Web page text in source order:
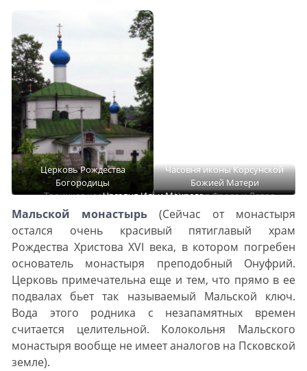
Церковь Рождества
Богородицы
Часовня иконы Корсунской
Божией Матери
Троицкая часовня
Часовня Фрола и Лавра
Часовня Ильи Мокрого
Мальской монастырь (Сейчас от монастыря
остался очень красивый пятиглавый храм
Рождества Христова XVI века, в котором погребен
основатель монастыря преподобный Онуфрий.
Церковь примечательна еще и тем, что прямо в ее
подвалах бьет так называемый Мальской ключ.
Вода этого родника с незапамятных времен
считается целительной. Колокольня Мальского
монастыря вообще не имеет аналогов на Псковской
земле).